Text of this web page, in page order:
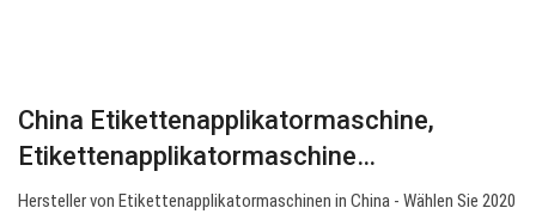
China Etikettenapplikatormaschine,
Etikettenapplikatormaschine…
Hersteller von Etikettenapplikatormaschinen in China - Wählen Sie 2020